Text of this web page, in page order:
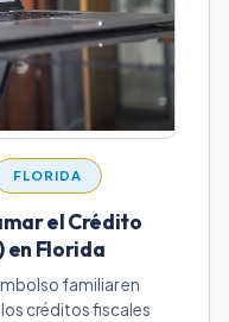
FLORIDA
el Crédito
en Florida
familiar en
créditos fiscales